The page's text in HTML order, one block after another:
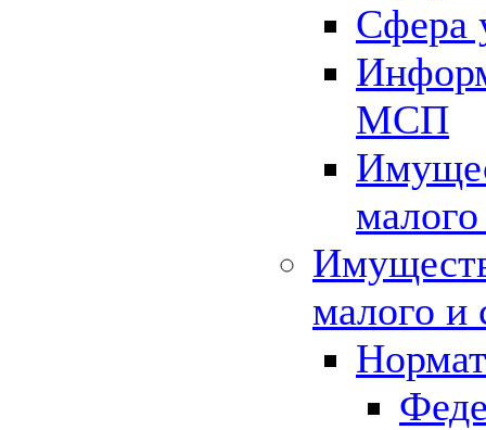
Сфера
МСП
малого и